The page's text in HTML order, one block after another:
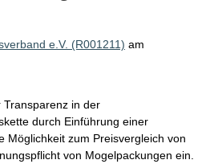
e.V. (R001211) am
Transparenz in der
durch Einführung einer
Möglichkeit zum Preisvergleich von
von Mogelpackungen ein.